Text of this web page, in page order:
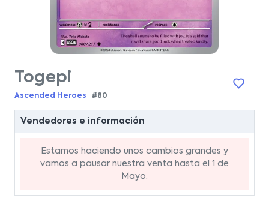
Togepi
Ascended Heroes #80
Vendedores e información
Estamos haciendo unos cambios grandes y
vamos a pausar nuestra venta hasta el 1 de
Mayo.